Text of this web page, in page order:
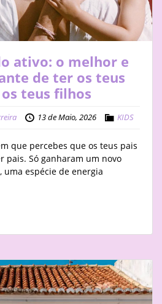
ativo: o melhor e
de ter os teus
teus filhos
13 de Maio, 2026 KIDS
que percebes que os teus pais
pais. Só ganharam um novo
uma espécie de energia